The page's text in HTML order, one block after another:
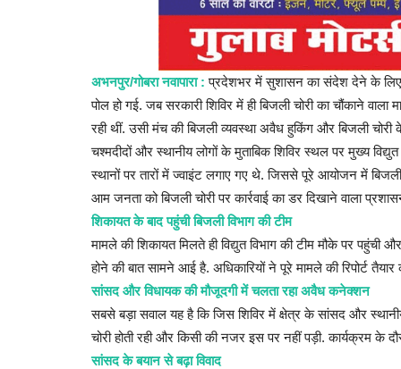
अभनपुर/गोबरा नवापारा : प्रदेशभर में सुशासन का संदेश देने के लिए
पोल हो गई. जब सरकारी शिविर में ही बिजली चोरी का चौंकाने
रही थीं. उसी मंच की बिजली व्यवस्था अवैध हुकिंग और बिजली चोरी
चश्मदीदों और स्थानीय लोगों के मुताबिक शिविर स्थल पर मुख्य
स्थानों पर तारों में ज्वाइंट लगाए गए थे. जिससे पूरे आयोजन में
आम जनता को बिजली चोरी पर कार्रवाई का डर दिखाने वाला
शिकायत के बाद पहुंची बिजली विभाग की टीम
मामले की शिकायत मिलते ही विद्युत विभाग की टीम मौके पर पहुंची
होने की बात सामने आई है. अधिकारियों ने पूरे मामले की रिपोर्ट
सांसद और विधायक की मौजूदगी में चलता रहा अवैध कनेक्शन
सबसे बड़ा सवाल यह है कि जिस शिविर में क्षेत्र के सांसद और
चोरी होती रही और किसी की नजर इस पर नहीं पड़ी. कार्यक्रम के
सांसद के बयान से बढ़ा विवाद
358 रन बनाने के बावजूद हार गया
में साउथ...
Admin Dec 3, 2025 0
India lost despite scoring 358 runs, South Africa
them by 4 wickets in...